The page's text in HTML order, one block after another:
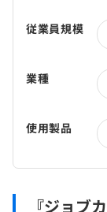
従業員規模
業種
使用製品
『ジョブ